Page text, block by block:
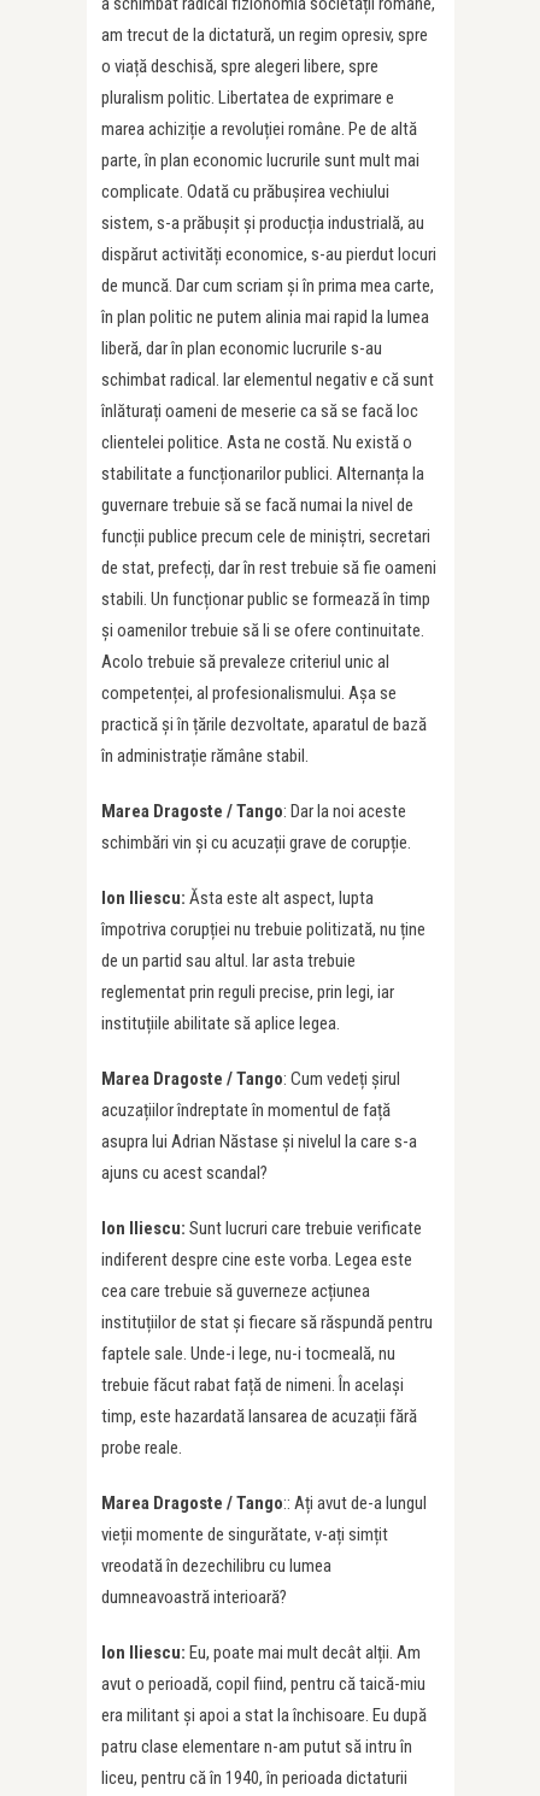
am trecut de la dictatură, un regim opresiv, spre
o viață deschisă, spre alegeri libere, spre
pluralism politic. Libertatea de exprimare e
marea achiziție a revoluției române. Pe de altă
parte, în plan economic lucrurile sunt mult mai
complicate. Odată cu prăbușirea vechiului
sistem, s-a prăbușit și producția industrială, au
dispărut activități economice, s-au pierdut locuri
de muncă. Dar cum scriam și în prima mea carte,
în plan politic ne putem alinia mai rapid la lumea
liberă, dar în plan economic lucrurile s-au
schimbat radical. Iar elementul negativ e că sunt
înlăturați oameni de meserie ca să se facă loc
clientelei politice. Asta ne costă. Nu există o
stabilitate a funcționarilor publici. Alternanța la
guvernare trebuie să se facă numai la nivel de
funcții publice precum cele de miniștri, secretari
de stat, prefecți, dar în rest trebuie să fie oameni
stabili. Un funcționar public se formează în timp
și oamenilor trebuie să li se ofere continuitate.
Acolo trebuie să prevaleze criteriul unic al
competenței, al profesionalismului. Așa se
practică și în țările dezvoltate, aparatul de bază
în administrație rămâne stabil.
Marea Dragoste / Tango: Dar la noi aceste
schimbări vin și cu acuzații grave de corupție.
Ion Iliescu: Ăsta este alt aspect, lupta
împotriva corupției nu trebuie politizată, nu ține
de un partid sau altul. Iar asta trebuie
reglementat prin reguli precise, prin legi, iar
instituțiile abilitate să aplice legea.
Marea Dragoste / Tango: Cum vedeți șirul
acuzațiilor îndreptate în momentul de față
asupra lui Adrian Năstase și nivelul la care s-a
ajuns cu acest scandal?
Ion Iliescu: Sunt lucruri care trebuie verificate
indiferent despre cine este vorba. Legea este
cea care trebuie să guverneze acțiunea
instituțiilor de stat și fiecare să răspundă pentru
faptele sale. Unde-i lege, nu-i tocmeală, nu
trebuie făcut rabat față de nimeni. În același
timp, este hazardată lansarea de acuzații fără
probe reale.
Marea Dragoste / Tango:: Ați avut de-a lungul
vieții momente de singurătate, v-ați simțit
vreodată în dezechilibru cu lumea
dumneavoastră interioară?
Ion Iliescu: Eu, poate mai mult decât alții. Am
avut o perioadă, copil fiind, pentru că taică-miu
era militant și apoi a stat la închisoare. Eu după
patru clase elementare n-am putut să intru în
liceu, pentru că în 1940, în perioada dictaturii